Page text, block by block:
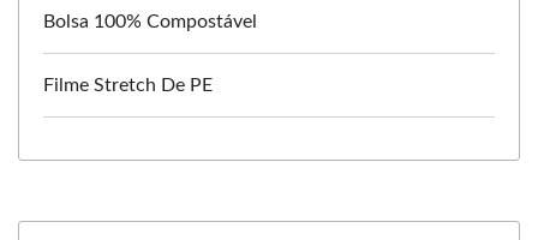
Bolsa 100% Compostável
Filme Stretch De PE